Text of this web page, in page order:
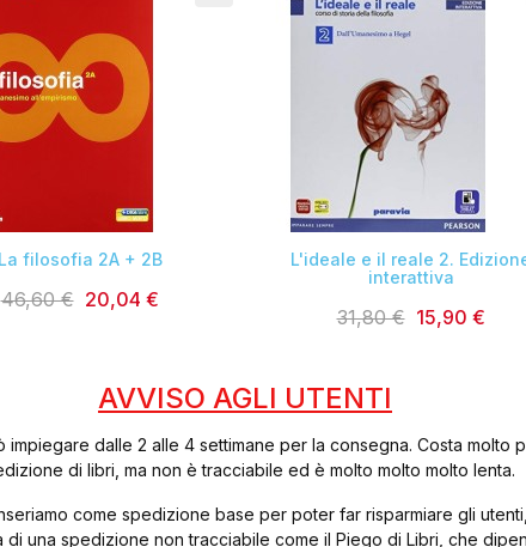

La filosofia 2A + 2B
46,60 € 20,04 €

L'ideale e il reale 2.
interattiva
31,80 € 15,90 €
AVVISO AGLI UTENTI
impiegare dalle 2 alle 4 settimane per la consegna. Costa molto
di libri, ma non è tracciabile ed è molto molto molto lenta.
come spedizione base per poter far risparmiare gli
una spedizione non tracciabile come il Piego di Libri, che